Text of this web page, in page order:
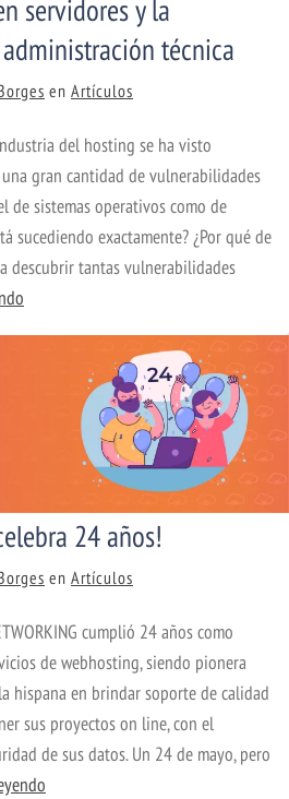
servidores y la
técnica
en Artículos
del hosting se ha visto
gran cantidad de vulnerabilidades
de sistemas operativos como de
sucediendo exactamente? ¿Por qué de
descubrir tantas vulnerabilidades
24 años!
en Artículos
cumplió 24 años como
de webhosting, siendo pionera
hispana en brindar soporte de calidad
sus proyectos on line, con el
de sus datos. Un 24 de mayo, pero